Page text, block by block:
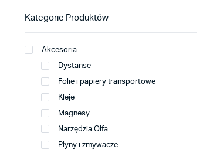
Kategorie Produktów
Akcesoria
Dystanse
Folie i papiery transportowe
Kleje
Magnesy
Narzędzia Olfa
Płyny i zmywacze